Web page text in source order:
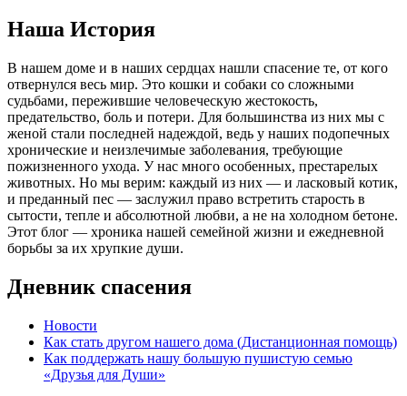
Наша История
В нашем доме и в наших сердцах нашли спасение те, от кого
отвернулся весь мир. Это кошки и собаки со сложными
судьбами, пережившие человеческую жестокость,
предательство, боль и потери. Для большинства из них мы с
женой стали последней надеждой, ведь у наших подопечных
хронические и неизлечимые заболевания, требующие
пожизненного ухода. У нас много особенных, престарелых
животных. Но мы верим: каждый из них — и ласковый котик,
и преданный пес — заслужил право встретить старость в
сытости, тепле и абсолютной любви, а не на холодном бетоне.
Этот блог — хроника нашей семейной жизни и ежедневной
борьбы за их хрупкие души.
Дневник спасения
Новости
Как стать другом нашего дома (Дистанционная помощь)
Как поддержать нашу большую пушистую семью
«Друзья для Души»